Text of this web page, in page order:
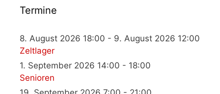
Termine
8. August 2026 18:00 - 9. August 2026 12:00
Zeltlager
1. September 2026 14:00 - 18:00
Senioren